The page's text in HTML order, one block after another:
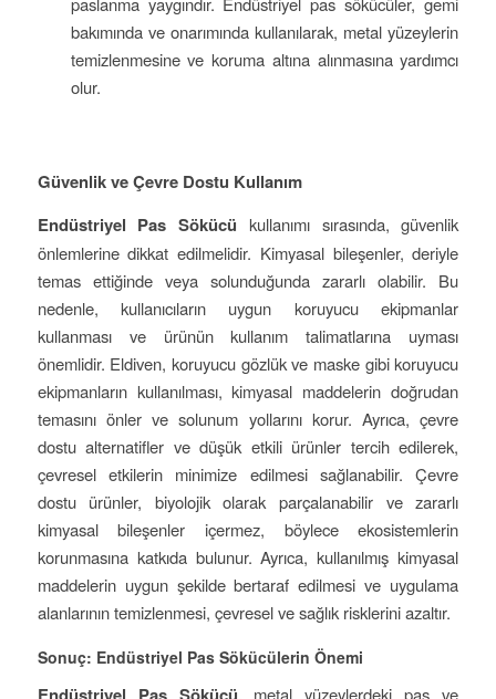
bakımında ve onarımında kullanılarak, metal yüzeylerin
temizlenmesine ve koruma altına alınmasına yardımcı
olur.
Güvenlik ve Çevre Dostu Kullanım
Endüstriyel Pas Sökücü kullanımı sırasında, güvenlik
önlemlerine dikkat edilmelidir. Kimyasal bileşenler, deriyle
temas ettiğinde veya solunduğunda zararlı olabilir. Bu
nedenle, kullanıcıların uygun koruyucu ekipmanlar
kullanması ve ürünün kullanım talimatlarına uyması
önemlidir. Eldiven, koruyucu gözlük ve maske gibi koruyucu
ekipmanların kullanılması, kimyasal maddelerin doğrudan
temasını önler ve solunum yollarını korur. Ayrıca, çevre
dostu alternatifler ve düşük etkili ürünler tercih edilerek,
çevresel etkilerin minimize edilmesi sağlanabilir. Çevre
dostu ürünler, biyolojik olarak parçalanabilir ve zararlı
kimyasal bileşenler içermez, böylece ekosistemlerin
korunmasına katkıda bulunur. Ayrıca, kullanılmış kimyasal
maddelerin uygun şekilde bertaraf edilmesi ve uygulama
alanlarının temizlenmesi, çevresel ve sağlık risklerini azaltır.
Sonuç: Endüstriyel Pas Sökücülerin Önemi
, metal yüzeylerdeki pas ve